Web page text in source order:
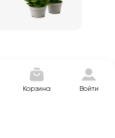
Корзина Войти